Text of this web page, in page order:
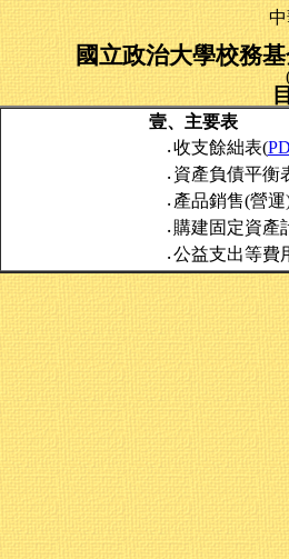
國立政治大學校務
壹、主要表
‧收支餘絀表(
‧ 資產負債平衡
‧ 產品銷售(營
‧ 購建固定資產
‧公益支出等費